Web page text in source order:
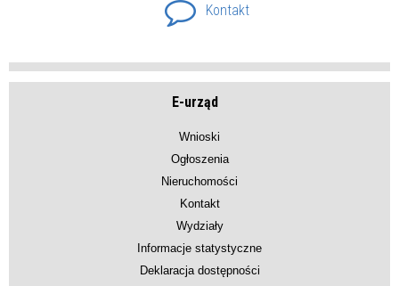
Kontakt
E-urząd
Wnioski
Ogłoszenia
Nieruchomości
Kontakt
Wydziały
Informacje statystyczne
Deklaracja dostępności